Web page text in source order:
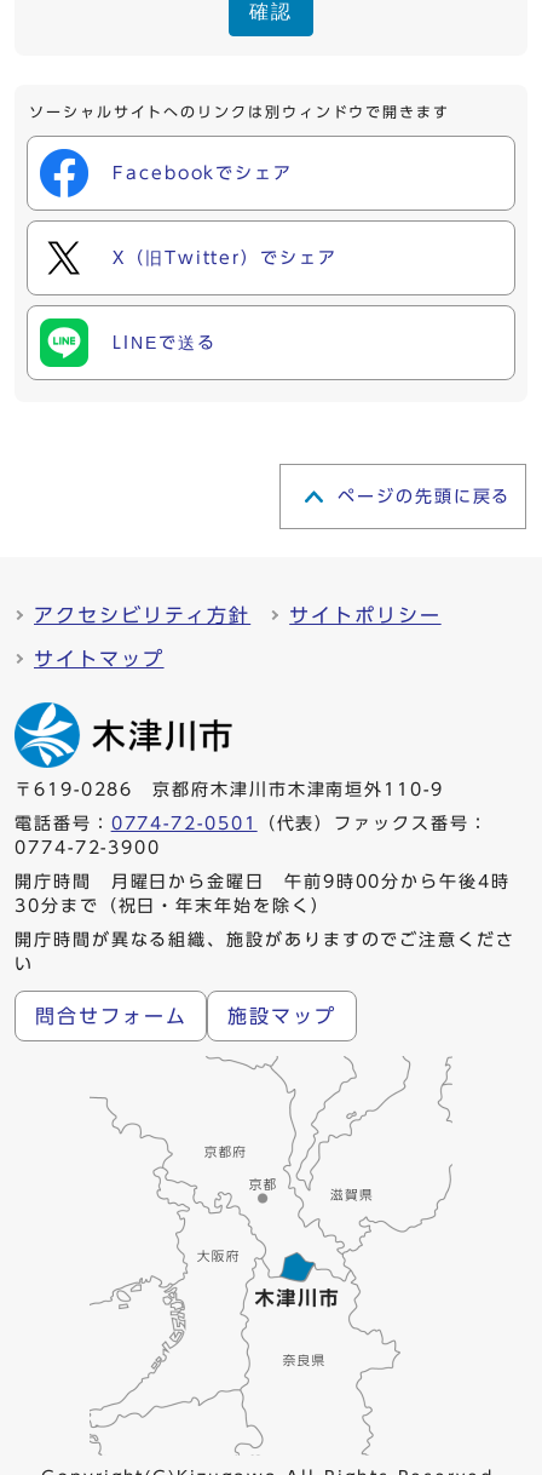
確認
ソーシャルサイトへのリンクは別ウィンドウで開きます
Facebookでシェア
X（旧Twitter）でシェア
LINEで送る
ページの先頭に戻る
アクセシビリティ方針 サイトポリシー
サイトマップ
〒619-0286 京都府木津川市木津南垣外110-9
電話番号： 0774-72-0501
（代表）ファックス番号：
0774-72-3900
開庁時間 月曜日から金曜日 午前9時00分から午後4時
30分まで（祝日・年末年始を除く）
開庁時間が異なる組織、施設がありますのでご注意くださ
い
問合せフォーム 施設マップ